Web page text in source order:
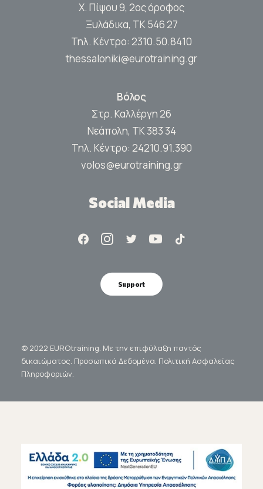
Χ. Πίψου 9, 2ος όροφος
Ξυλάδικα, ΤΚ 546 27
Τηλ. Κέντρο: 2310.50.8410
thessaloniki@eurotraining.gr
Βόλος
Στρ. Καλλέργη 26
Νεάπολη, ΤΚ 383 34
Τηλ. Κέντρο: 24210.91.390
volos@eurotraining.gr
Social Media
Support
© 2022 EUROtraining. Με την επιφύλαξη παντός
δικαιώματος. Προσωπικά Δεδομένα. Πολιτική Ασφαλείας
Πληροφοριών.